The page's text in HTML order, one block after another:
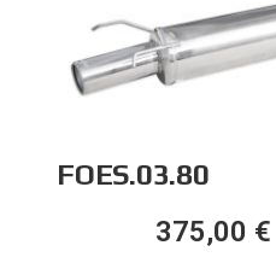
FOES.03.80
375,00 €